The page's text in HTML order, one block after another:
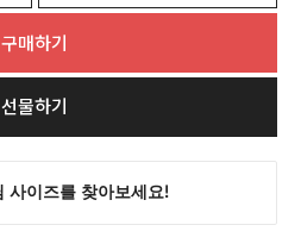
구매하기
선물하기